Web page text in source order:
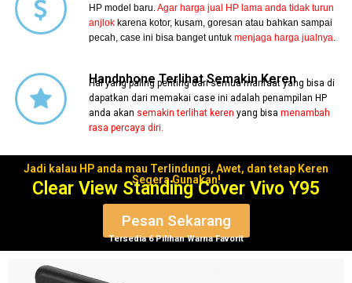
HP model baru.Agar harga jual HP lama anda tidak turun
anjlok karena kotor, kusam, goresan atau bahkan sampai
pecah, case ini bisa banget untukmenjaga harga jualnya.
Handphone Terlihat Semakin Keren
Hal yang paling penting dari semua manfaat yang bisa di
dapatkan dari memakai case ini adalah penampilan HP
anda akan semakin terlihat keren yang bisamenambah
rasa percaya diri.
Jadi kalau HP anda mau Terlindungi, Awet, dan tetap Keren
Segera Gunakan!
Clear View Standing Cover Vivo Y95
Pesan Sekarang
Tersedia 6 Pilihan Warna Favorit